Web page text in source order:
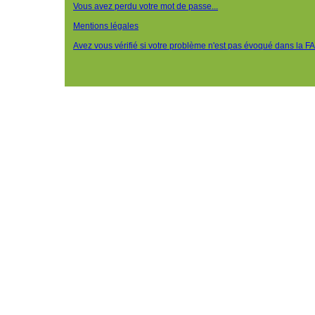
Vous avez perdu votre mot de passe...
Mentions légales
Avez vous vérifié si votre problème n'est pas évoqué dans la